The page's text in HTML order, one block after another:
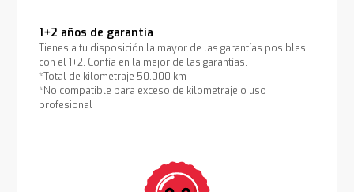
1+2 años de garantía
Tienes a tu disposición la mayor de las garantías posibles
con el 1+2. Confía en la mejor de las garantías.
*Total de kilometraje 50.000 km
*No compatible para exceso de kilometraje o uso
profesional